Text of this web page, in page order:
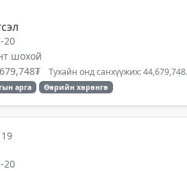
20
шохой
Тухайн онд санхүүжих:
арга Өөрийн хөрөнгө
20